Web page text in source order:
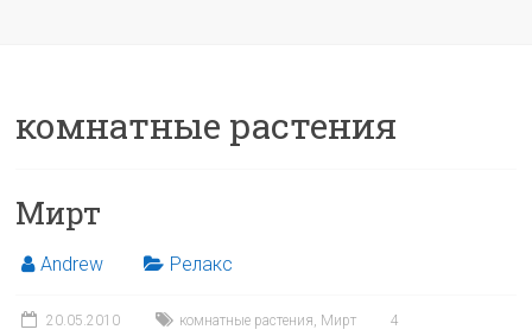
комнатные растения
Мирт
Andrew Релакс
20.05.2010 комнатные растения, Мирт
4